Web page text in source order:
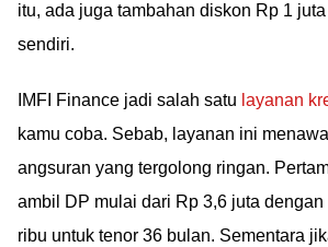
itu, ada juga tambahan diskon Rp 1
sendiri.
IMFI Finance jadi salah satu layanan
kamu coba. Sebab, layanan ini
angsuran yang tergolong ringan.
ambil DP mulai dari Rp 3,6 juta
ribu untuk tenor 36 bulan. Sementara